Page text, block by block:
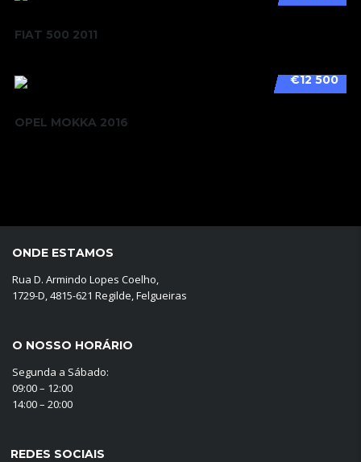
FIAT 500 2011
€12 500
OPEL MOKKA 2016
ONDE ESTAMOS
Rua D. Armindo Lopes Coelho,
1729-D, 4815-621 Regilde, Felgueiras
O NOSSO HORÁRIO
Segunda a Sábado:
09:00 – 12:00
14:00 – 20:00
REDES SOCIAIS